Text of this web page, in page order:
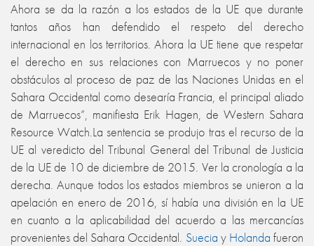
Ahora se da la razón a los estados de la UE que durante
tantos años han defendido el respeto del derecho
internacional en los territorios. Ahora la UE tiene que respetar
el derecho en sus relaciones con Marruecos y no poner
obstáculos al proceso de paz de las Naciones Unidas en el
Sahara Occidental como desearía Francia, el principal aliado
de Marruecos”, manifiesta Erik Hagen, de Western Sahara
Resource Watch.La sentencia se produjo tras el recurso de la
UE al veredicto del Tribunal General del Tribunal de Justicia
de la UE de 10 de diciembre de 2015. Ver la cronología a la
derecha. Aunque todos los estados miembros se unieron a la
apelación en enero de 2016, sí había una división en la UE
en cuanto a la aplicabilidad del acuerdo a las mercancías
provenientes del Sahara Occidental. Suecia y Holanda fueron